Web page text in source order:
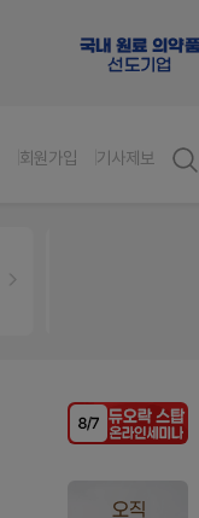
회원가입 기사제보